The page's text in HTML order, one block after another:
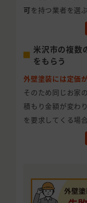
可 を持つ業者を選
米沢市の複数
をもらう
外壁塗装には定価
そのため同じお家
積もり金額が変わ
を要求してくる場